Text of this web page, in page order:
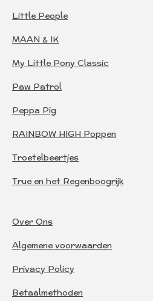
Little People
MAAN & IK
My Little Pony Classic
Paw Patrol
Peppa Pig
RAINBOW HIGH Poppen
Troetelbeertjes
True en het Regenboogrijk
Over Ons
Algemene voorwaarden
Privacy Policy
Betaalmethoden